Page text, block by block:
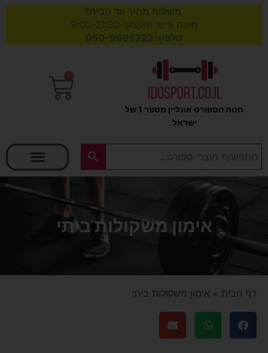
חנות הספורט אונליין מספר 1 של
ישראל
0
עגלת
אימון משקולות ביתי
דף הבית » אימון משקולות ביתי